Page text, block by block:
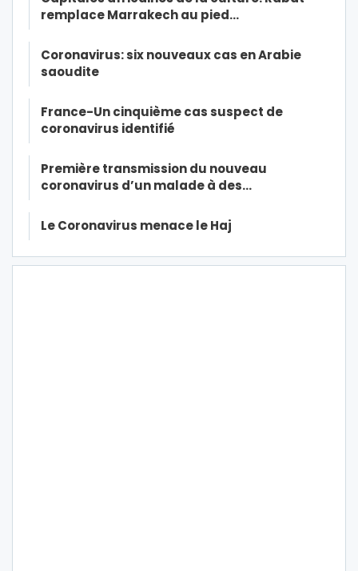
remplace Marrakech au pied…
Coronavirus: six nouveaux cas en Arabie
saoudite
France-Un cinquième cas suspect de
coronavirus identifié
Première transmission du nouveau
coronavirus d’un malade à des…
Le Coronavirus menace le Haj